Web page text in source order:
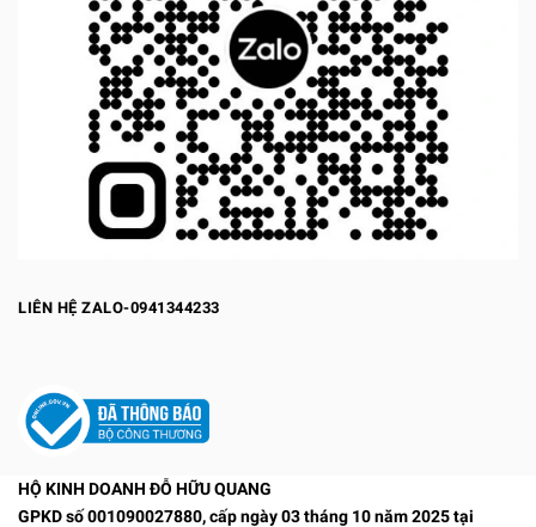
LIÊN HỆ ZALO-0941344233
HỘ KINH DOANH ĐỖ HỮU QUANG
GPKD số 001090027880, cấp ngày 03 tháng 10 năm 2025 tại